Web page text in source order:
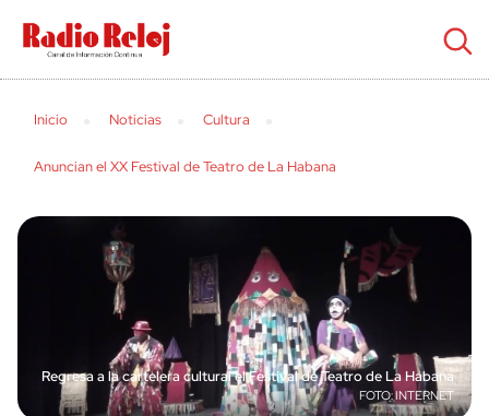
cerrar
Inicio Noticias Cultura
Anuncian el XX Festival de Teatro de La Habana
Regresa a la cartelera cultural el Festival de Teatro de La Habana
INTERNET